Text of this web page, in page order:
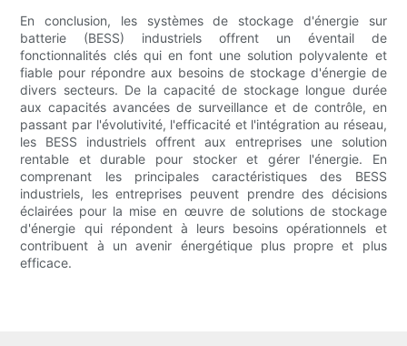
En conclusion, les systèmes de stockage d'énergie sur
batterie (BESS) industriels offrent un éventail de
fonctionnalités clés qui en font une solution polyvalente et
fiable pour répondre aux besoins de stockage d'énergie de
divers secteurs. De la capacité de stockage longue durée
aux capacités avancées de surveillance et de contrôle, en
passant par l'évolutivité, l'efficacité et l'intégration au réseau,
les BESS industriels offrent aux entreprises une solution
rentable et durable pour stocker et gérer l'énergie. En
comprenant les principales caractéristiques des BESS
industriels, les entreprises peuvent prendre des décisions
éclairées pour la mise en œuvre de solutions de stockage
d'énergie qui répondent à leurs besoins opérationnels et
contribuent à un avenir énergétique plus propre et plus
efficace.